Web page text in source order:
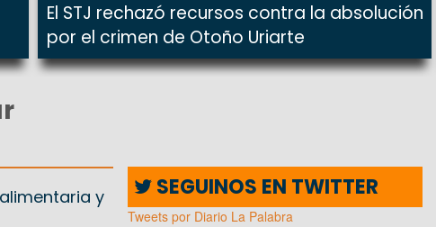
El STJ rechazó recursos contra la absolución
por el crimen de Otoño Uriarte
y
SEGUINOS EN TWITTER
Tweets por Diario La Palabra